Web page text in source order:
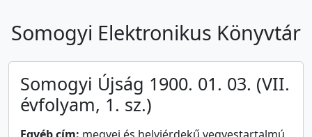
Somogyi Elektronikus Könyvtár
Somogyi Újság 1900. 01. 03. (VII.
évfolyam, 1. sz.)